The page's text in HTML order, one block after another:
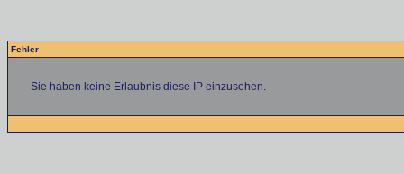
Fehler
Sie haben keine Erlaubnis diese IP einzusehen.